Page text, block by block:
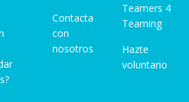
Contacta
con
nosotros
Teamers 4
Teaming
Hazte
voluntario